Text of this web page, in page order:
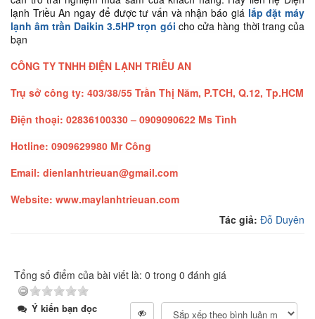
lạnh Triều An ngay để được tư vấn và nhận báo giá lắp đặt máy
lạnh âm trần Daikin 3.5HP trọn gói cho cửa hàng thời trang của
bạn
CÔNG TY TNHH ĐIỆN LẠNH TRIỀU AN
Trụ sở công ty: 403/38/55 Trần Thị Năm, P.TCH, Q.12, Tp.HCM
Điện thoại: 02836100330 – 0909090622 Ms Tình
Hotline: 0909629980 Mr Công
Email: dienlanhtrieuan@gmail.com
Website: www.maylanhtrieuan.com
Tác giả: Đỗ Duyên
Tổng số điểm của bài viết là: 0 trong 0 đánh giá
Ý kiến bạn đọc